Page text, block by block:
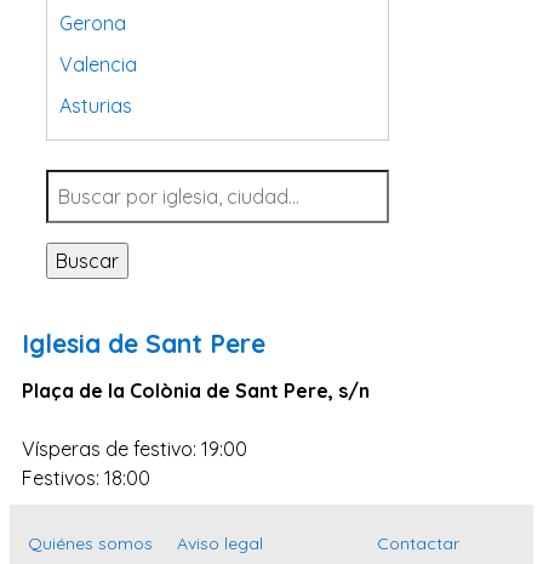
Gerona
Valencia
Asturias
Tarragona
Navarra
Valladolid
Sevilla
Santa Cruz de Tenerife
Cantabria
Islas Baleares
Las Palmas
Buscar
Iglesia de Sant Pere
Plaça de la Colònia de Sant Pere, s/n
Vísperas de festivo: 19:00
Festivos: 18:00
Quiénes somos
Aviso legal
Contactar